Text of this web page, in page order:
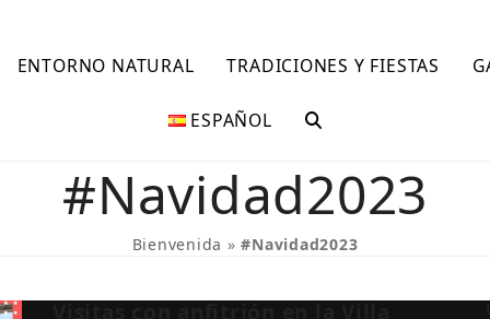
ENTORNO NATURAL TRADICIONES Y FIESTAS
ESPAÑOL
#Navidad2023
Bienvenida »#Navidad2023